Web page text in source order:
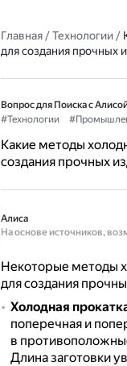
Главная/Технологии/
для создания прочных
Вопрос для Поиска с
#Технологии
Какие методы
создания прочных
Алиса
На основе источников,
Некоторые методы
для создания
Холодная
поперечная и
в
Длина заготовки